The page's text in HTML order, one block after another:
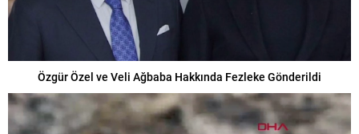
Özgür Özel ve Veli Ağbaba Hakkında Fezleke Gönderildi